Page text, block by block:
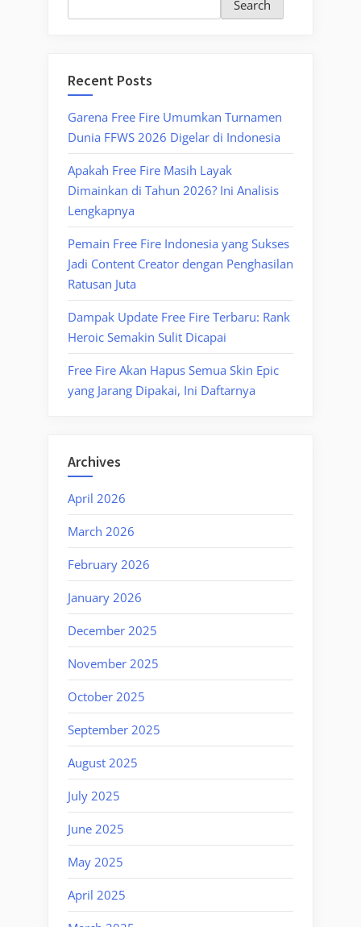
Search
Recent Posts
Garena Free Fire Umumkan Turnamen
Dunia FFWS 2026 Digelar di Indonesia
Apakah Free Fire Masih Layak
Dimainkan di Tahun 2026? Ini Analisis
Lengkapnya
Pemain Free Fire Indonesia yang Sukses
Jadi Content Creator dengan Penghasilan
Ratusan Juta
Dampak Update Free Fire Terbaru: Rank
Heroic Semakin Sulit Dicapai
Free Fire Akan Hapus Semua Skin Epic
yang Jarang Dipakai, Ini Daftarnya
Archives
April 2026
March 2026
February 2026
January 2026
December 2025
November 2025
October 2025
September 2025
August 2025
July 2025
June 2025
May 2025
April 2025